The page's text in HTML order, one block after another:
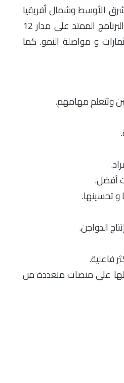
منطقة الشرق الأوسط وشمال أفريقيا
الدعم الأساسي لتمكينها من التحقق من جدوى أعمالها و توسيع نطاقها. يقدم البرنامج الممتد على مدار 12
و مواصلة النمو. كما
أفضل.
تحسينها.
الدواجن.
فاعلية.
على منصات متعددة من